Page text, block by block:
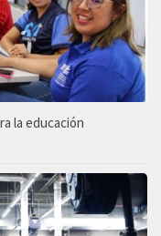
la educación